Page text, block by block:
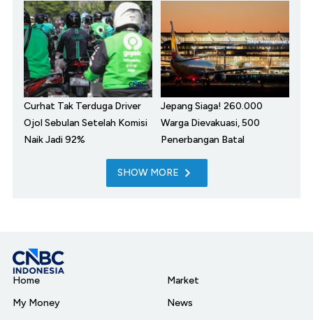
Curhat Tak Terduga Driver
Ojol Sebulan Setelah Komisi
Naik Jadi 92%
Jepang Siaga! 260.000
Warga Dievakuasi, 500
Penerbangan Batal
SHOW MORE
Home
My Money
Market
News